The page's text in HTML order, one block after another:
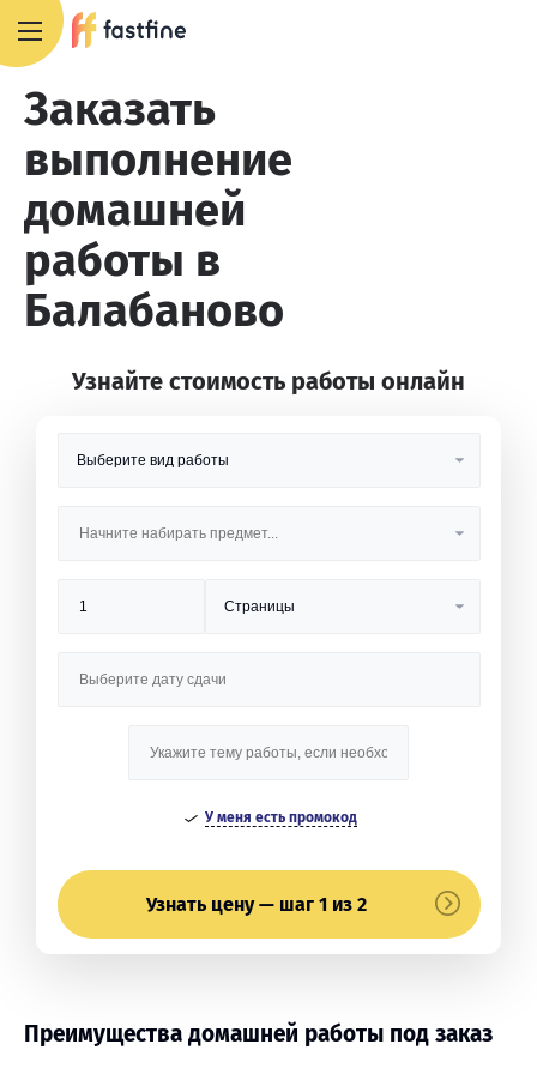
Заказать
выполнение
домашней
работы в
Балабаново
Узнайте стоимость работы онлайн
У меня есть промокод
Узнать цену — шаг 1 из 2
Преимущества домашней работы под заказ